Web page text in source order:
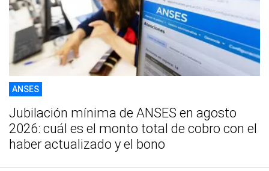
ANSES
Jubilación mínima de ANSES en agosto
2026: cuál es el monto total de cobro con el
haber actualizado y el bono